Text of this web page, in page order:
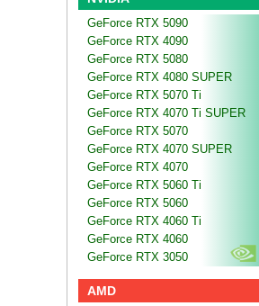
GeForce RTX 5090
GeForce RTX 4090
GeForce RTX 5080
GeForce RTX 4080 SUPER
GeForce RTX 5070 Ti
GeForce RTX 4070 Ti SUPER
GeForce RTX 5070
GeForce RTX 4070 SUPER
GeForce RTX 4070
GeForce RTX 5060 Ti
GeForce RTX 5060
GeForce RTX 4060 Ti
GeForce RTX 4060
GeForce RTX 3050
AMD